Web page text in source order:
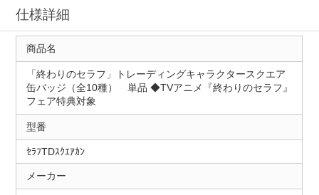
仕様詳細
商品名
「終わりのセラフ」トレーディングキャラクタースクエア
缶バッジ（全10種） 単品 ◆TVアニメ『終わりのセラフ』
フェア特典対象
型番
ｾﾗﾌTDｽｸｴｱｶﾝ
メーカー